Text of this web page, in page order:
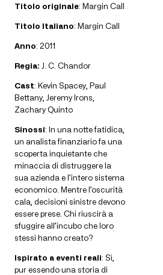
Titolo originale: Margin Call
Titolo Italiano: Margin Call
Anno: 2011
Regia: J. C. Chandor
Cast: Kevin Spacey, Paul
Bettany, Jeremy Irons,
Zachary Quinto
Sinossi: In una notte fatidica,
un analista finanziario fa una
scoperta inquietante che
minaccia di distruggere la
sua azienda e l’intero sistema
economico. Mentre l’oscurità
cala, decisioni sinistre devono
essere prese. Chi riuscirà a
sfuggire all’incubo che loro
stessi hanno creato?
Ispirato a eventi reali: Sì,
pur essendo una storia di